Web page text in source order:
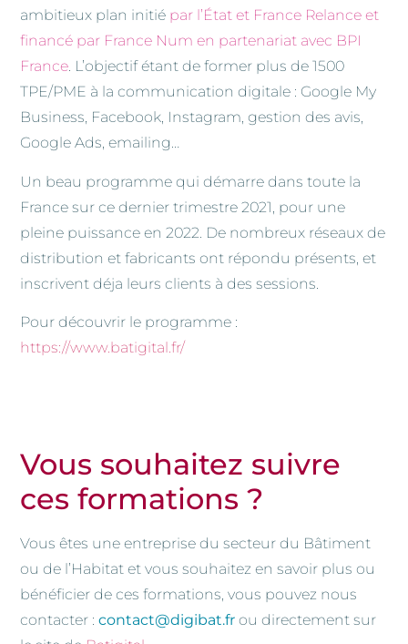
ambitieux plan initié par l’État et France Relance et
financé par France Num en partenariat avec BPI
France. L’objectif étant de former plus de 1500
TPE/PME à la communication digitale : Google My
Business, Facebook, Instagram, gestion des avis,
Google Ads, emailing…
Un beau programme qui démarre dans toute la
France sur ce dernier trimestre 2021, pour une
pleine puissance en 2022. De nombreux réseaux de
distribution et fabricants ont répondu présents, et
inscrivent déja leurs clients à des sessions.
Pour découvrir le programme :
https://www.batigital.fr/
Vous souhaitez suivre
ces formations ?
Vous êtes une entreprise du secteur du Bâtiment
ou de l’Habitat et vous souhaitez en savoir plus ou
bénéficier de ces formations, vous pouvez nous
contacter :contact@digibat.frou directement sur